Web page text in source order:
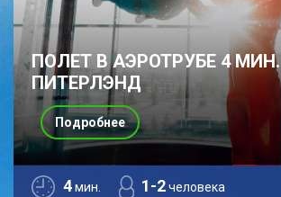
ПОЛЕТ В АЭРОТРУБЕ 4 МИН.
ПИТЕРЛЭНД
4мин. 1-2человека
Подробнее